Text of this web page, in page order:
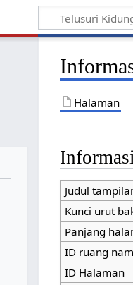
Halaman
Judul
Kunci urut
Panjang
ID ruang
ID Halaman